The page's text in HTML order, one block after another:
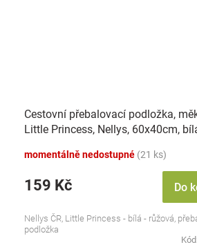
Cestovní přebalovací podložka,
Little Princess, Nellys, 60x40cm,
momentálně nedostupné (21 ks)
159 Kč Do
Nellys ČR, Little Princess - bílá - růžová,
podložka
Kód: